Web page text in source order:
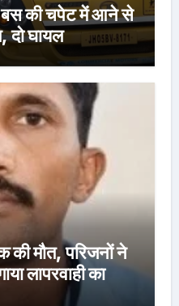
बस की चपेट में आने से
दो घायल
की मौत, परिजनों ने
लापरवाही का